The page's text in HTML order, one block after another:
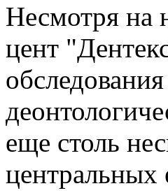
Несмотря на
цент
еще столь
центральных